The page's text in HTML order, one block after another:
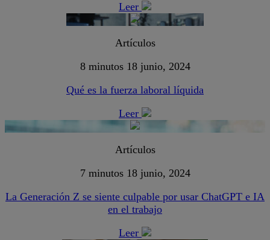
Leer
Artículos
8 minutos 18 junio, 2024
Qué es la fuerza laboral líquida
Leer
Artículos
7 minutos 18 junio, 2024
La Generación Z se siente culpable por usar ChatGPT e IA
en el trabajo
Leer